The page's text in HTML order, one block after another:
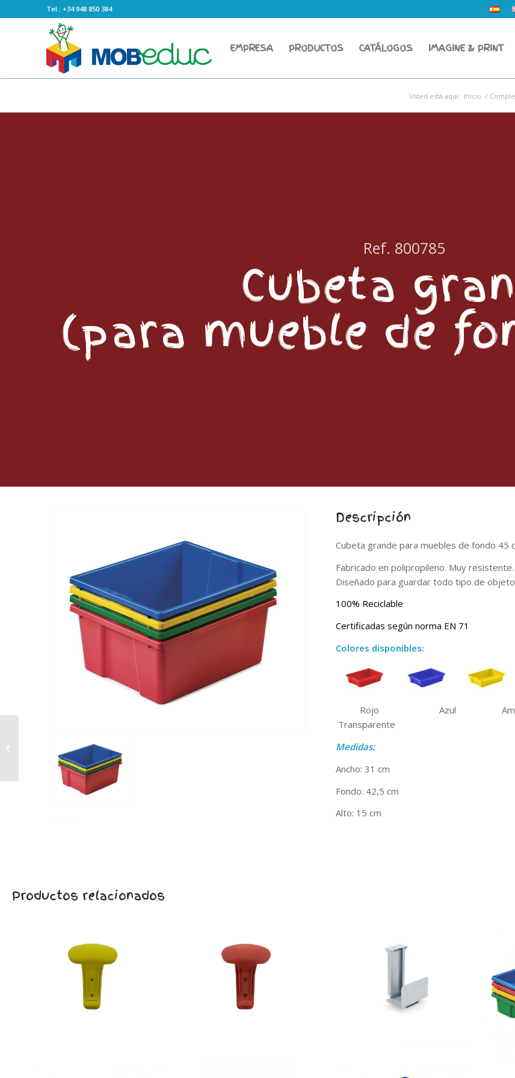
Tel.: +34 948 850 384
EMPRESA PRODUCTOS CATÁLOGOS IMAGINE & PRINT
Usted está aquí: Inicio /
Ref. 800785
Cubeta
(para mueble de
Descripción
Cubeta grande para muebles de fondo 45
Fabricado en polipropileno. Muy resistente.
Diseñado para guardar todo tipo de
100% Reciclable
Certificadas según norma EN 71
Colores disponibles:
Rojo Azul
Transparente
Medidas:
Ancho: 31 cm
Fondo: 42,5 cm
Alto: 15 cm
Productos relacionados
grande (para mueble
de fondo 40 cm).